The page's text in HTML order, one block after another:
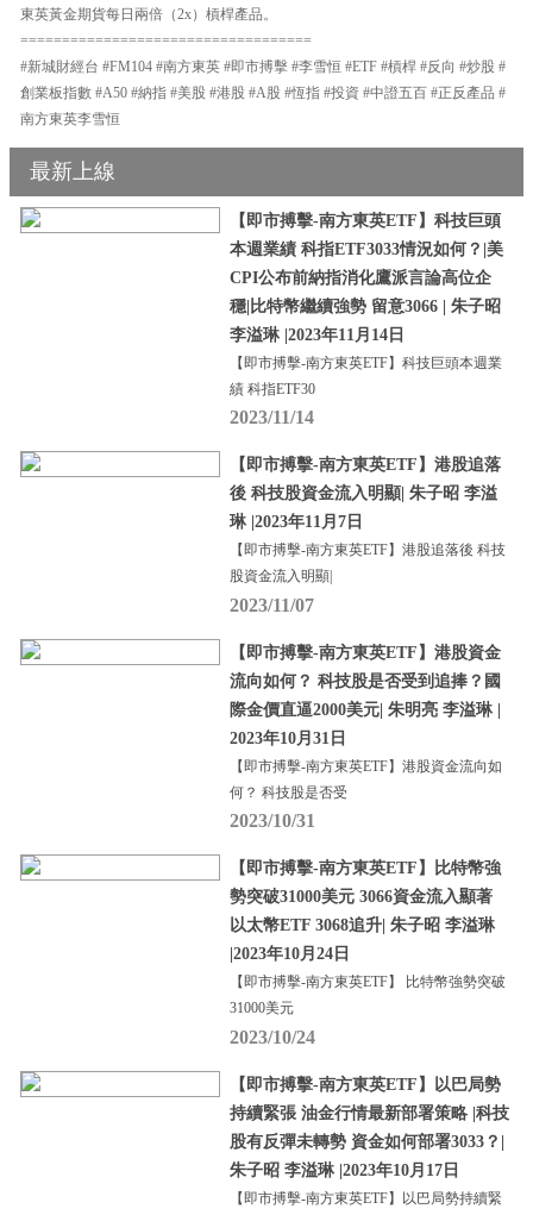
東英黃金期貨每日兩倍（2x）槓桿產品。
===================================
#新城財經台 #FM104 #南方東英 #即市搏擊 #李雪恒 #ETF #槓桿 #反向 #炒股 #
創業板指數 #A50 #納指 #美股 #港股 #A股 #恆指 #投資 #中證五百 #正反產品 #
南方東英李雪恒
最新上線
【即市搏擊-南方東英ETF】科技巨頭
本週業績 科指ETF3033情況如何？|美
CPI公布前納指消化鷹派言論高位企
穩|比特幣繼續強勢 留意3066 | 朱子昭
李溢琳 |2023年11月14日
【即市搏擊-南方東英ETF】科技巨頭本週業
績 科指ETF30
2023/11/14
【即市搏擊-南方東英ETF】港股追落
後 科技股資金流入明顯| 朱子昭 李溢
琳 |2023年11月7日
【即市搏擊-南方東英ETF】港股追落後 科技
股資金流入明顯|
2023/11/07
【即市搏擊-南方東英ETF】港股資金
流向如何？ 科技股是否受到追捧？國
際金價直逼2000美元| 朱明亮 李溢琳 |
2023年10月31日
【即市搏擊-南方東英ETF】港股資金流向如
何？ 科技股是否受
2023/10/31
【即市搏擊-南方東英ETF】比特幣強
勢突破31000美元 3066資金流入顯著
以太幣ETF 3068追升| 朱子昭 李溢琳
|2023年10月24日
【即市搏擊-南方東英ETF】 比特幣強勢突破
31000美元
2023/10/24
【即市搏擊-南方東英ETF】以巴局勢
持續緊張 油金行情最新部署策略 |科技
股有反彈未轉勢 資金如何部署3033？|
朱子昭 李溢琳 |2023年10月17日
【即市搏擊-南方東英ETF】以巴局勢持續緊